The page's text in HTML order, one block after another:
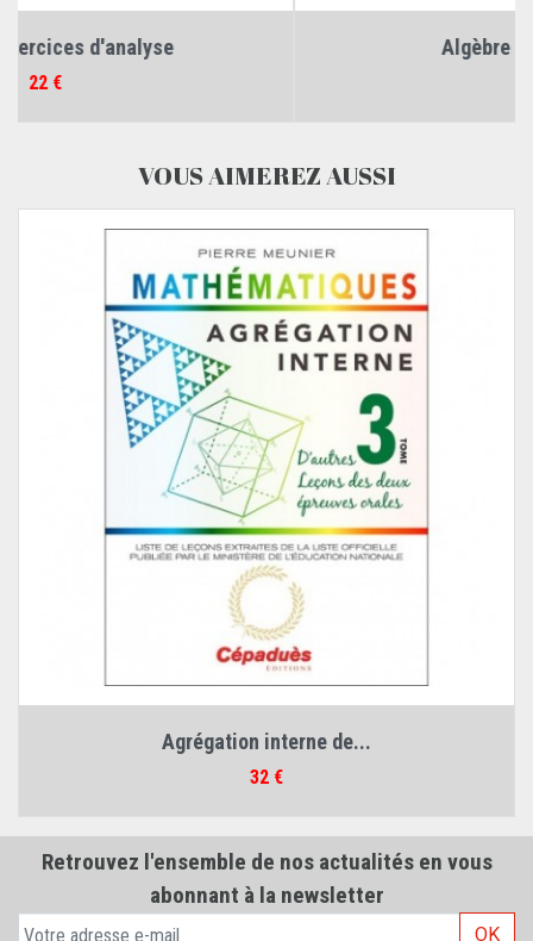
Algèbre et probabilités
VOUS AIMEREZ AUSSI
Agrégation interne de...
Prix
32 €
Retrouvez l'ensemble de nos actualités en vous
abonnant à la newsletter
OK